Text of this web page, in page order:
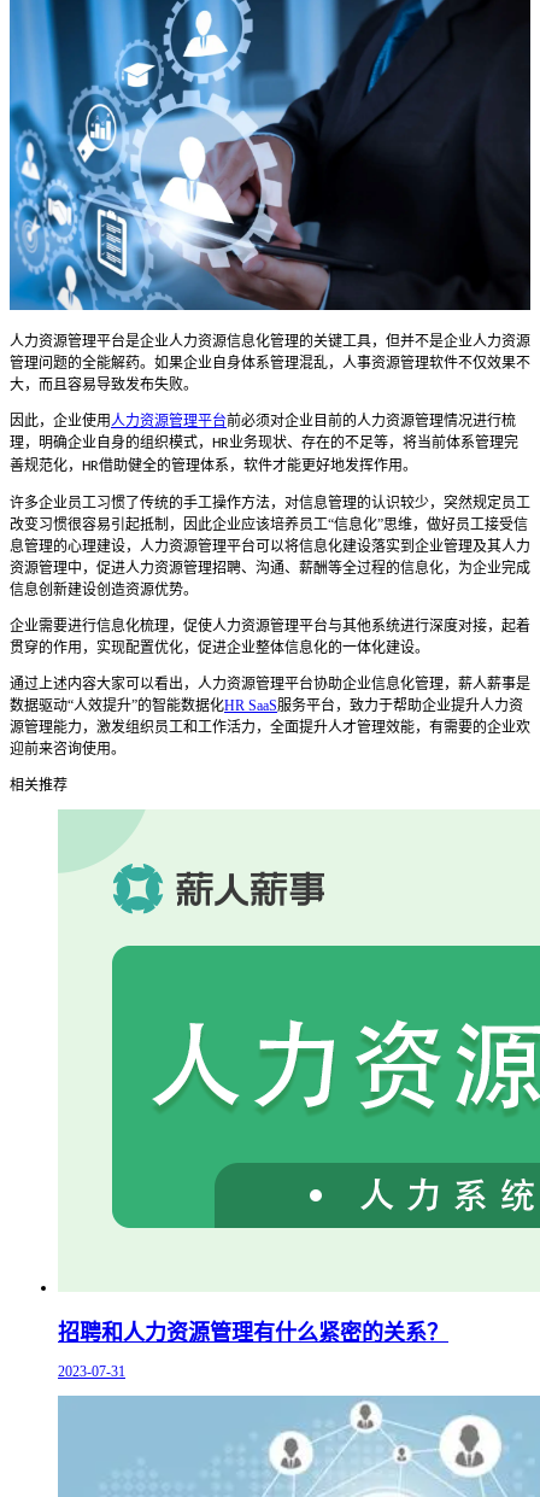
人力资源管理平台是企业人力资源信息化管理的关键工具，但并不是企业人力资源
管理问题的全能解药。如果企业自身体系管理混乱，人事资源管理软件不仅效果不
大，而且容易导致发布失败。
因此，企业使用 人力资源管理平台前必须对企业目前的人力资源管理情况进行梳
理，明确企业自身的组织模式，
HR业务现状、存在的不足等，将当前体系管理完
善规范化，
HR借助健全的管理体系，软件才能更好地发挥作用。
许多企业员工习惯了传统的手工操作方法，对信息管理的认识较少，突然规定员工
改变习惯很容易引起抵制，因此企业应该培养员工“信息化”思维，做好员工接受信
息管理的心理建设，人力资源管理平台可以将信息化建设落实到企业管理及其人力
资源管理中，促进人力资源管理招聘、沟通、薪酬等全过程的信息化，为企业完成
信息创新建设创造资源优势。
企业需要进行信息化梳理，促使人力资源管理平台与其他系统进行深度对接，起着
贯穿的作用，实现配置优化，促进企业整体信息化的一体化建设。
通过上述内容大家可以看出，人力资源管理平台协助企业信息化管理，薪人薪事是
数据驱动“人效提升”的智能数据化HR SaaS服务平台，致力于帮助企业提升人力资
源管理能力，激发组织员工和工作活力，全面提升人才管理效能，有需要的企业欢
迎前来咨询使用。
相关推荐
招聘和人力资源管理有什么紧密的关系？
2023-07-31